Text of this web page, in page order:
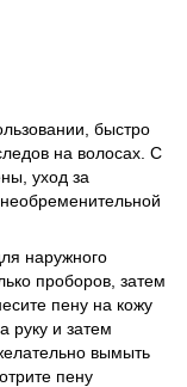
быстро
на волосах. С
уход за
наружного
проборов, затем
пену на кожу
руку и затем
вымыть
пену